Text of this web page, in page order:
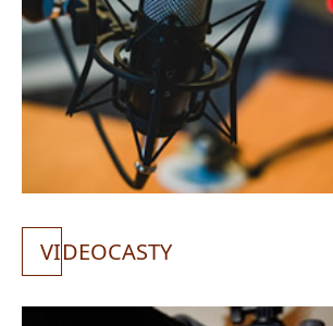
VIDEOCASTY